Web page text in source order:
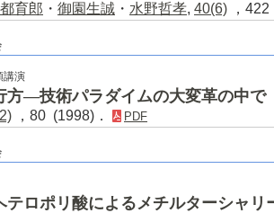
育郎 ・ 御園生誠 ・ 水野哲孝, 40(6) ，
講演
方―技術パラダイムの大変革の中で
，80 (1998)． PDF
テロポリ酸によるメチルターシャ